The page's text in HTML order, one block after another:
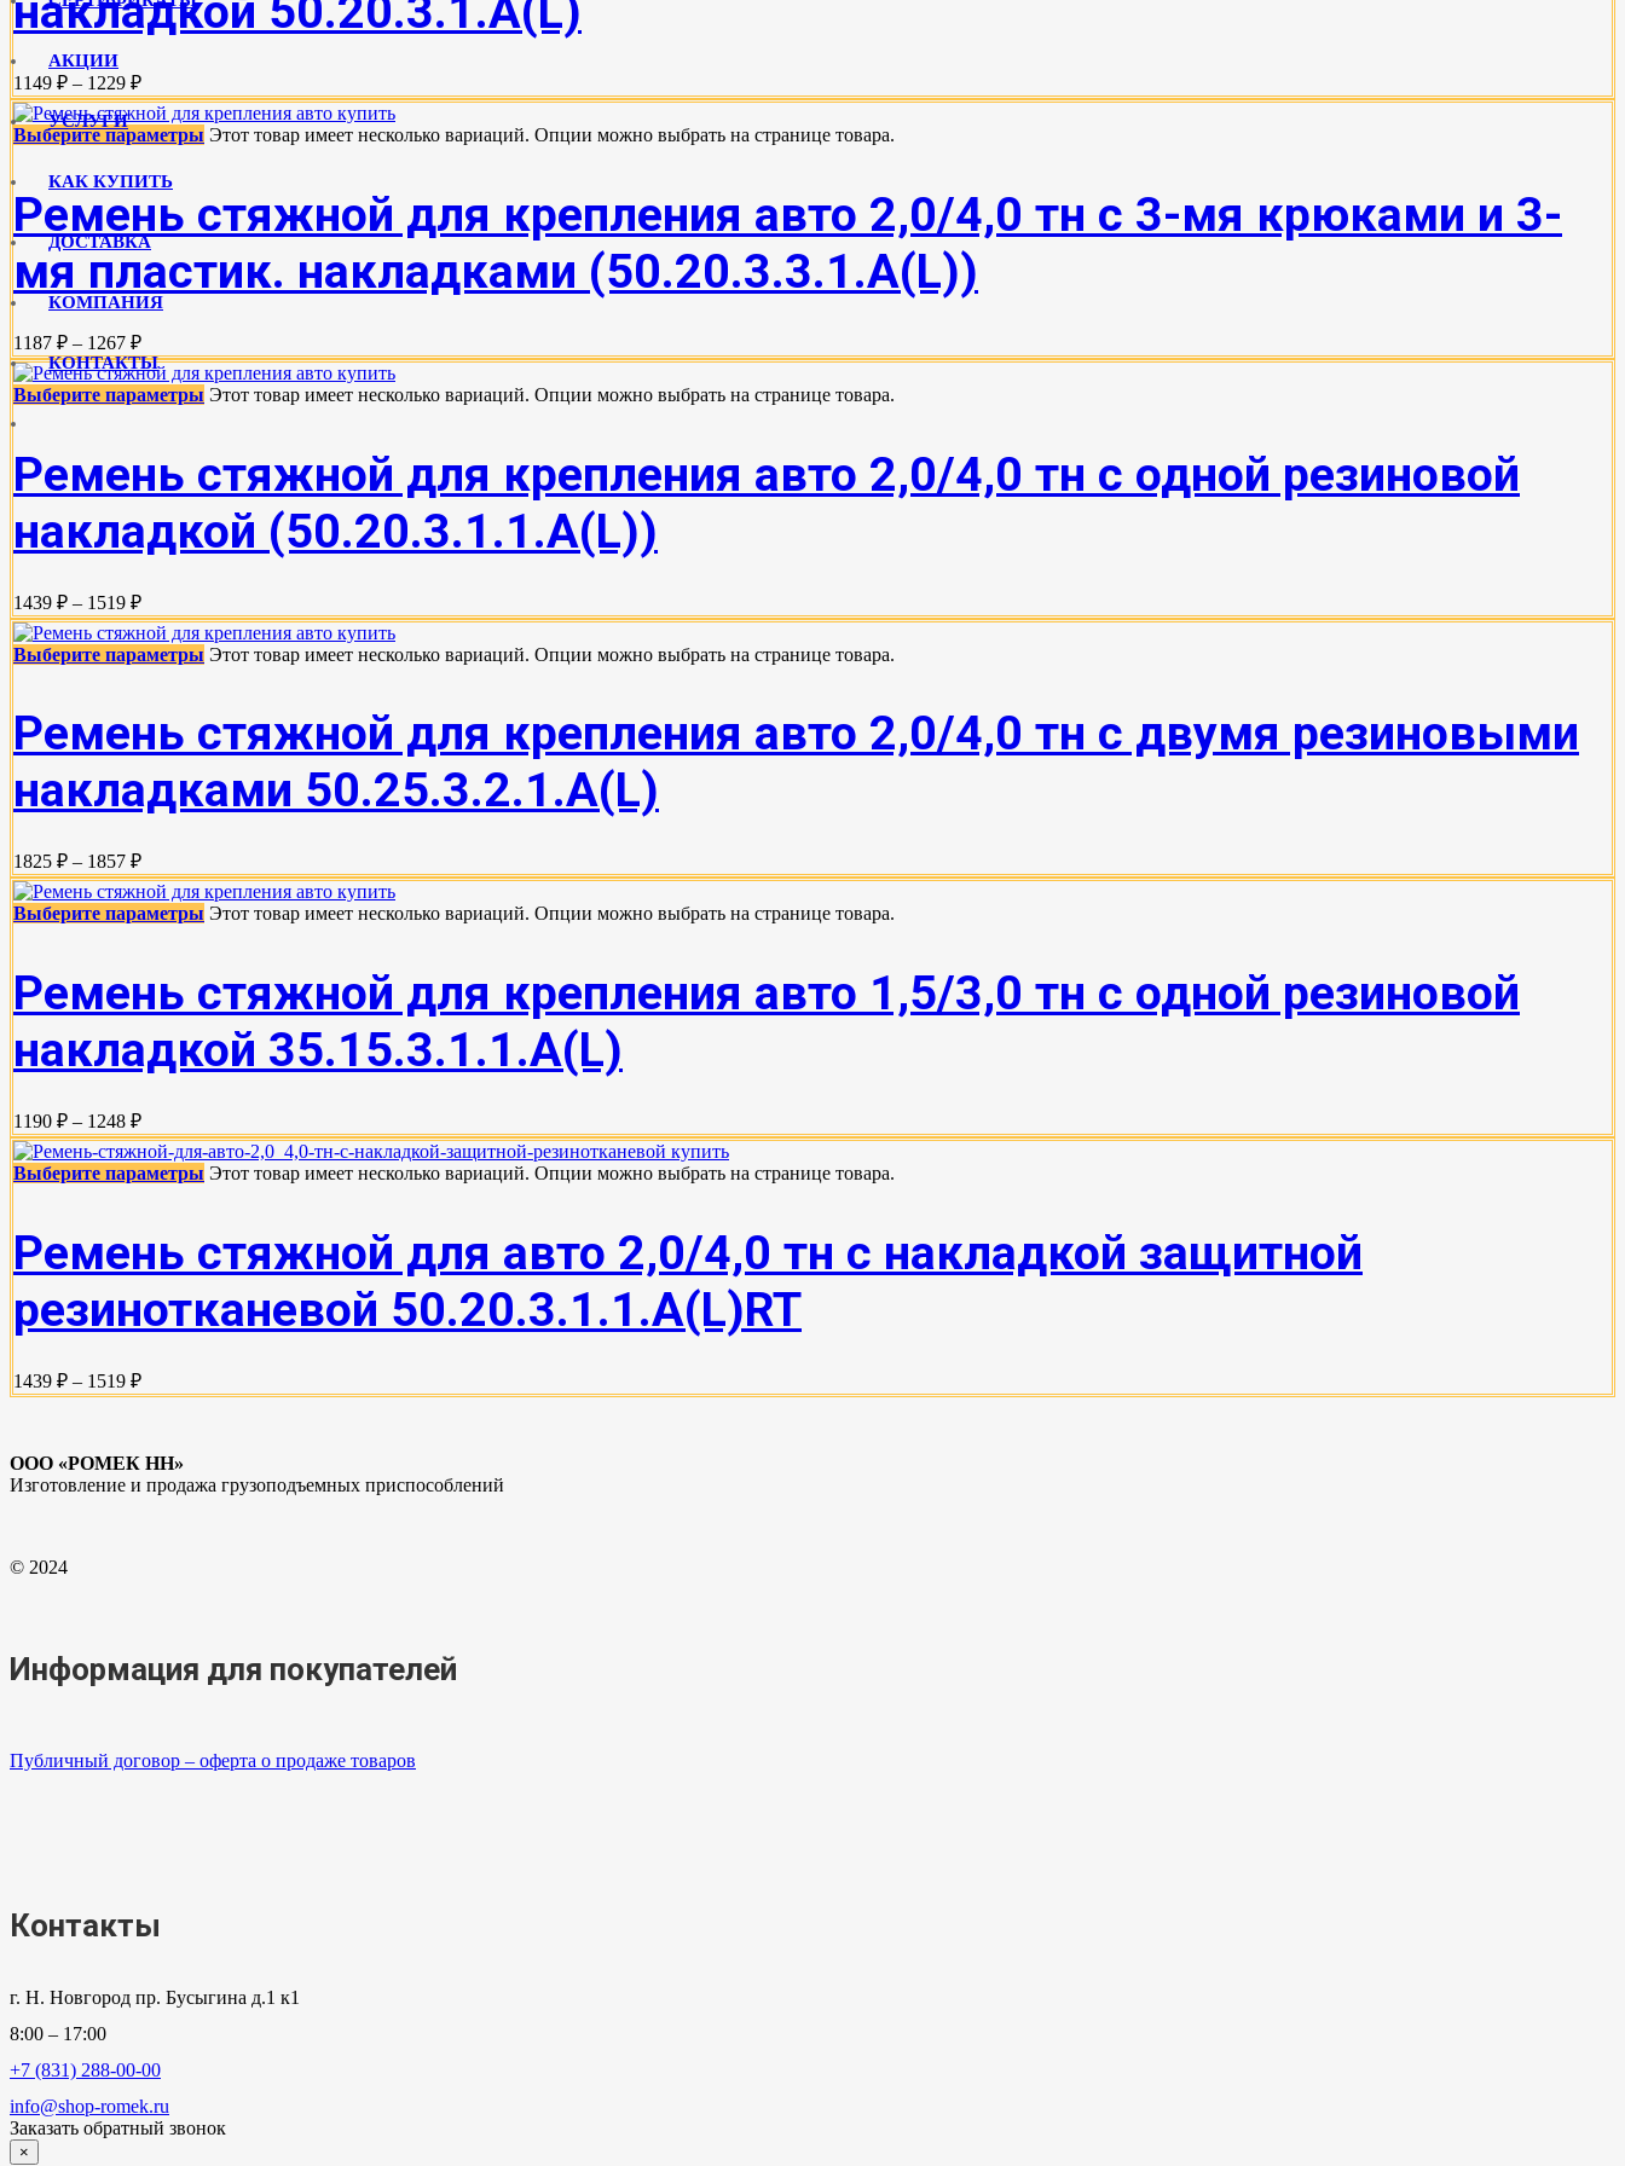
АКЦИИ
УСЛУГИ
КАК КУПИТЬ
ДОСТАВКА
КОМПАНИЯ
КОНТАКТЫ
накладкой 50.20.3.1.А(L)
1149 ₽ – 1229 ₽
Выберите параметры Этот товар имеет несколько вариаций. Опции можно выбрать на странице товара.
Ремень стяжной для крепления авто 2,0/4,0 тн с 3-мя крюками и 3-
мя пластик. накладками (50.20.3.3.1.А(L))
1187 ₽ – 1267 ₽
Выберите параметры Этот товар имеет несколько вариаций. Опции можно выбрать на странице товара.
Ремень стяжной для крепления авто 2,0/4,0 тн с одной резиновой
накладкой (50.20.3.1.1.А(L))
1439 ₽ – 1519 ₽
Выберите параметры Этот товар имеет несколько вариаций. Опции можно выбрать на странице товара.
Ремень стяжной для крепления авто 2,0/4,0 тн с двумя резиновыми
накладками 50.25.3.2.1.А(L)
1825 ₽ – 1857 ₽
Выберите параметры Этот товар имеет несколько вариаций. Опции можно выбрать на странице товара.
Ремень стяжной для крепления авто 1,5/3,0 тн с одной резиновой
накладкой 35.15.3.1.1.А(L)
1190 ₽ – 1248 ₽
Выберите параметры Этот товар имеет несколько вариаций. Опции можно выбрать на странице товара.
Ремень стяжной для авто 2,0/4,0 тн с накладкой защитной
резинотканевой 50.20.3.1.1.А(L)RT
1439 ₽ – 1519 ₽
ООО «РОМЕК НН»
Изготовление и продажа грузоподъемных приспособлений
© 2024
Информация для покупателей
Публичный договор – оферта о продаже товаров
Контакты
г. Н. Новгород пр. Бусыгина д.1 к1
8:00 – 17:00
+7 (831) 288-00-00
info@shop-romek.ru
Заказать обратный звонок
×